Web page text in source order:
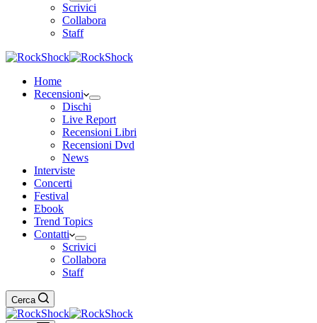
Scrivici
Collabora
Staff
Home
Recensioni
Dischi
Live Report
Recensioni Libri
Recensioni Dvd
News
Interviste
Concerti
Festival
Ebook
Trend Topics
Contatti
Scrivici
Collabora
Staff
Cerca